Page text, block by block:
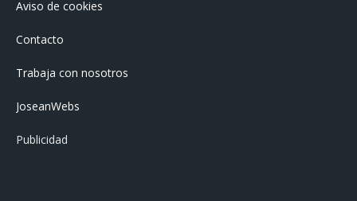
Aviso de cookies
Contacto
Trabaja con nosotros
JoseanWebs
Publicidad